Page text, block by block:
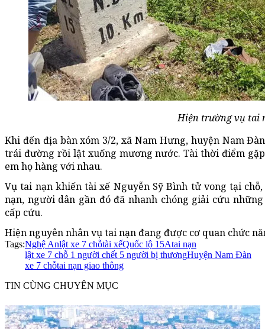
Hiện trường vụ tai
Khi đến địa bàn xóm 3/2, xã Nam Hưng, huyện Nam
trái đường rồi lật xuống mương nước. Tài thời điểm
em họ hàng với nhau.
Vụ tai nạn khiến tài xế Nguyễn Sỹ Bình tử vong tại
nạn, người dân gần đó đã nhanh chóng giải cứu
cấp cứu.
Hiện nguyên nhân vụ tai nạn đang được cơ quan chức
Tags:Nghệ Anlật xe 7 chỗtài xếQuốc lộ 15Atai nạn
lật xe 7 chỗ 1 người chết 5 người bị thươngHuyện Nam Đàn
xe 7 chỗtai nạn giao thông
TIN CÙNG CHUYÊN MỤC